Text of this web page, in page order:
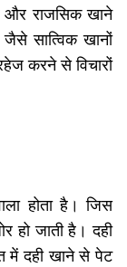
और राजसिक खाने
सात्विक खानों
करने से विचारों
होता है। जिस
हो जाती है। दही
में दही खाने से पेट